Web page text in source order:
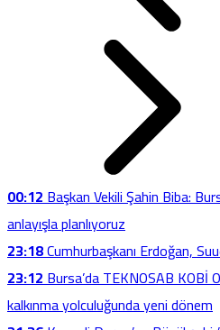
00:12Başkan Vekili Şahin Biba:
anlayışla planlıyoruz
23:18Cumhurbaşkanı Erdoğan,
23:12Bursa’da TEKNOSAB KOBİ
kalkınma yolculuğunda yeni dönem